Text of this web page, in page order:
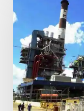
Cuba
Sistema
Eléctrico
Nacional